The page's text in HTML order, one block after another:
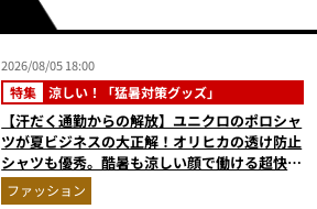
2026/08/05 18:00
特集 涼しい！「猛暑対策グッズ」
【汗だく通勤からの解放】ユニクロのポロシャ
ツが夏ビジネスの大正解！オリヒカの透け防止
シャツも優秀。酷暑も涼しい顔で働ける超快適
ウエアの実力
ファッション